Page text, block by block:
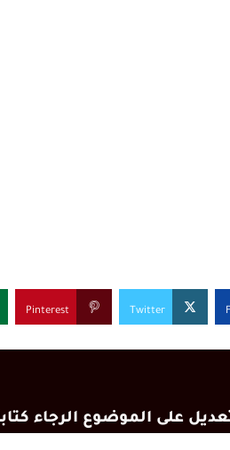
Twitter
Pinterest
على الموضوع الرجاء